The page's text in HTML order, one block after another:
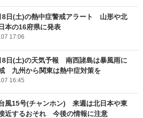
8日(土)の熱中症警戒アラート 山形や北
本の16府県に発表
17:06
8日(土)の天気予報 南西諸島は暴風雨に
九州から関東は熱中症対策を
16:45
風15号(チャンホン) 来週は北日本や東
近するおそれ 今後の情報に注意